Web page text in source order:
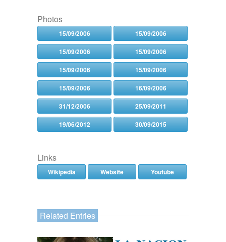
Photos
15/09/2006
15/09/2006
15/09/2006
15/09/2006
15/09/2006
15/09/2006
15/09/2006
16/09/2006
31/12/2006
25/09/2011
19/06/2012
30/09/2015
Links
Wikipedia Website Youtube
Related Entries